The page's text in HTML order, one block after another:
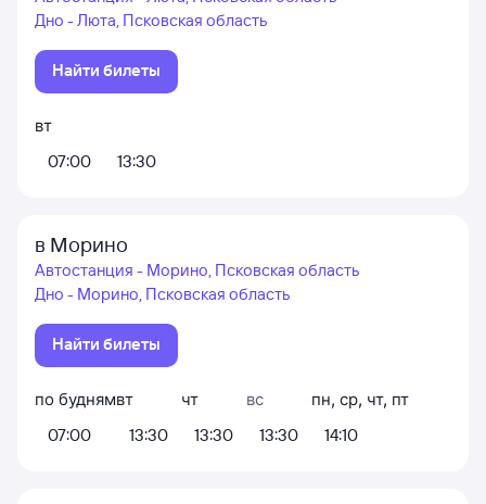
Дно - Люта, Псковская область
Найти билеты
вт
07:00
13:30
в Морино
Автостанция - Морино, Псковская область
Дно - Морино, Псковская область
Найти билеты
по будням
07:00
вт
13:30
чт
13:30
вс
13:30
пн, ср, чт, пт
14:10